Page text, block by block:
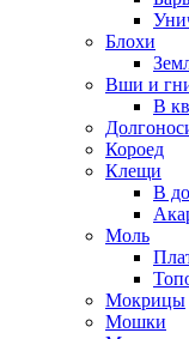
Блохи
Вши и
В
Короед
Клещи
В
Моль
Мокрицы
Мошки